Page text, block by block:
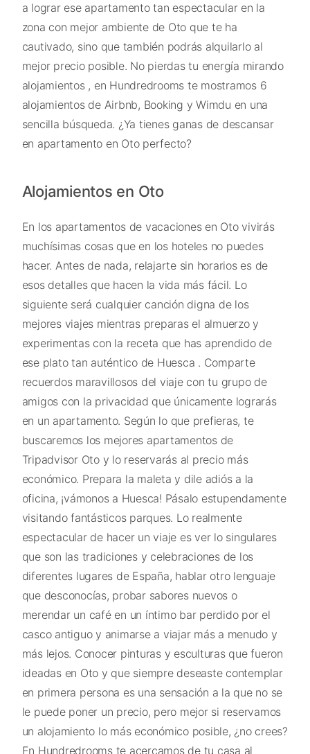
a lograr ese apartamento tan espectacular en la
zona con mejor ambiente de Oto que te ha
cautivado, sino que también podrás alquilarlo al
mejor precio posible. No pierdas tu energía mirando
alojamientos , en Hundredrooms te mostramos 6
alojamientos de Airbnb, Booking y Wimdu en una
sencilla búsqueda. ¿Ya tienes ganas de descansar
en apartamento en Oto perfecto?
Alojamientos en Oto
En los apartamentos de vacaciones en Oto vivirás
muchísimas cosas que en los hoteles no puedes
hacer. Antes de nada, relajarte sin horarios es de
esos detalles que hacen la vida más fácil. Lo
siguiente será cualquier canción digna de los
mejores viajes mientras preparas el almuerzo y
experimentas con la receta que has aprendido de
ese plato tan auténtico de Huesca . Comparte
recuerdos maravillosos del viaje con tu grupo de
amigos con la privacidad que únicamente lograrás
en un apartamento. Según lo que prefieras, te
buscaremos los mejores apartamentos de
Tripadvisor Oto y lo reservarás al precio más
económico. Prepara la maleta y dile adiós a la
oficina, ¡vámonos a Huesca! Pásalo estupendamente
visitando fantásticos parques. Lo realmente
espectacular de hacer un viaje es ver lo singulares
que son las tradiciones y celebraciones de los
diferentes lugares de España, hablar otro lenguaje
que desconocías, probar sabores nuevos o
merendar un café en un íntimo bar perdido por el
casco antiguo y animarse a viajar más a menudo y
más lejos. Conocer pinturas y esculturas que fueron
ideadas en Oto y que siempre deseaste contemplar
en primera persona es una sensación a la que no se
le puede poner un precio, pero mejor si reservamos
un alojamiento lo más económico posible, ¿no crees?
En Hundredrooms te acercamos de tu casa al